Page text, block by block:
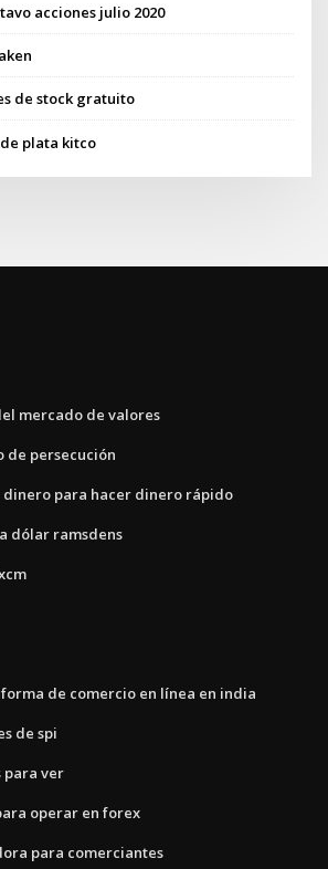
acciones julio 2020
de stock gratuito
plata kitco
mercado de valores
de persecución
dinero para hacer dinero rápido
dólar ramsdens
de comercio en línea en india
de spi
para ver
operar en forex
para comerciantes